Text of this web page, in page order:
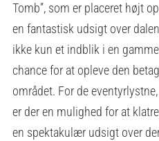
Tomb”, som er placeret højt
en fantastisk udsigt over
ikke kun et indblik i en
chance for at opleve den
området. For de
er der en mulighed for at
en spektakulær udsigt over